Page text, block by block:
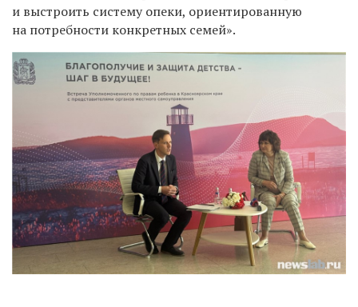
и выстроить систему опеки, ориентированную
на потребности конкретных семей».